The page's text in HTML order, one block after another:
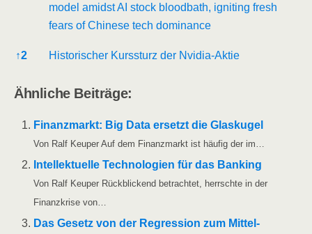
model amidst AI stock blood­bath, igni­ting fresh
fears of Chi­ne­se tech dominance
↑2 His­to­ri­scher Kurs­sturz der Nvidia-Aktie
Ähn­li­che Beiträge:
Finanz­markt: Big Data ersetzt die Glas­ku­gel
Von Ralf Keu­per Auf dem Finanz­markt ist häu­fig der im…
Intel­lek­tu­el­le Tech­no­lo­gien für das Ban­king
Von Ralf Keu­per Rück­bli­ckend betrach­tet, herrsch­te in der
Finanz­kri­se von…
Das Gesetz von der Regres­si­on zum Mit­tel­